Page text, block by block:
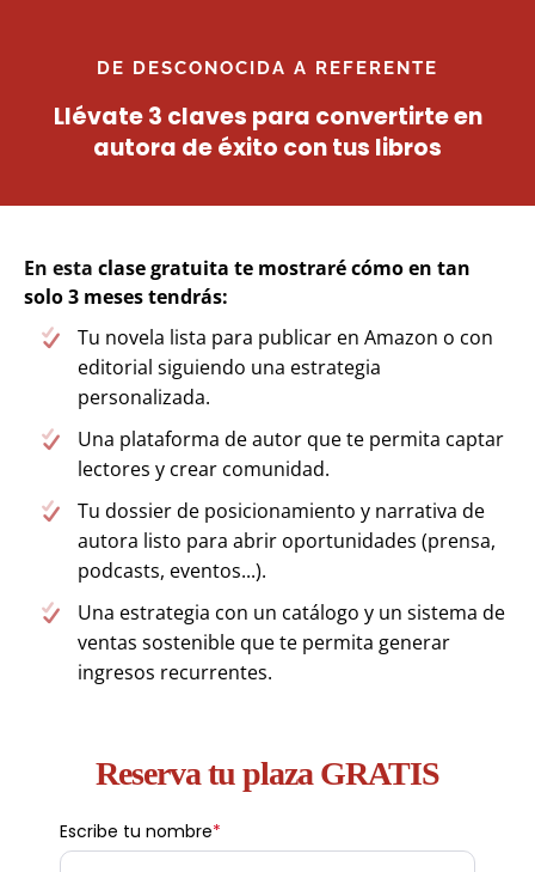
DE DESCONOCIDA A REFERENTE
Llévate 3 claves para convertirte en
autora de éxito con tus libros
En esta clase gratuita te mostraré cómo en tan
solo 3 meses tendrás:
Tu novela lista para publicar en Amazon o con
editorial siguiendo una estrategia
personalizada.
Una plataforma de autor que te permita captar
lectores y crear comunidad.
Tu dossier de posicionamiento y narrativa de
autora listo para abrir oportunidades (prensa,
podcasts, eventos...).
Una estrategia con un catálogo y un sistema de
ventas sostenible que te permita generar
ingresos recurrentes.
Reserva tu plaza GRATIS
Escribe tu nombre*